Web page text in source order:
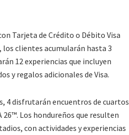
Tarjeta de Crédito o Débito Visa
clientes acumularán hasta 3
12 experiencias que incluyen
y regalos adicionales de Visa.
4 disfrutarán encuentros de cuartos
26™. Los hondureños que resulten
con actividades y experiencias